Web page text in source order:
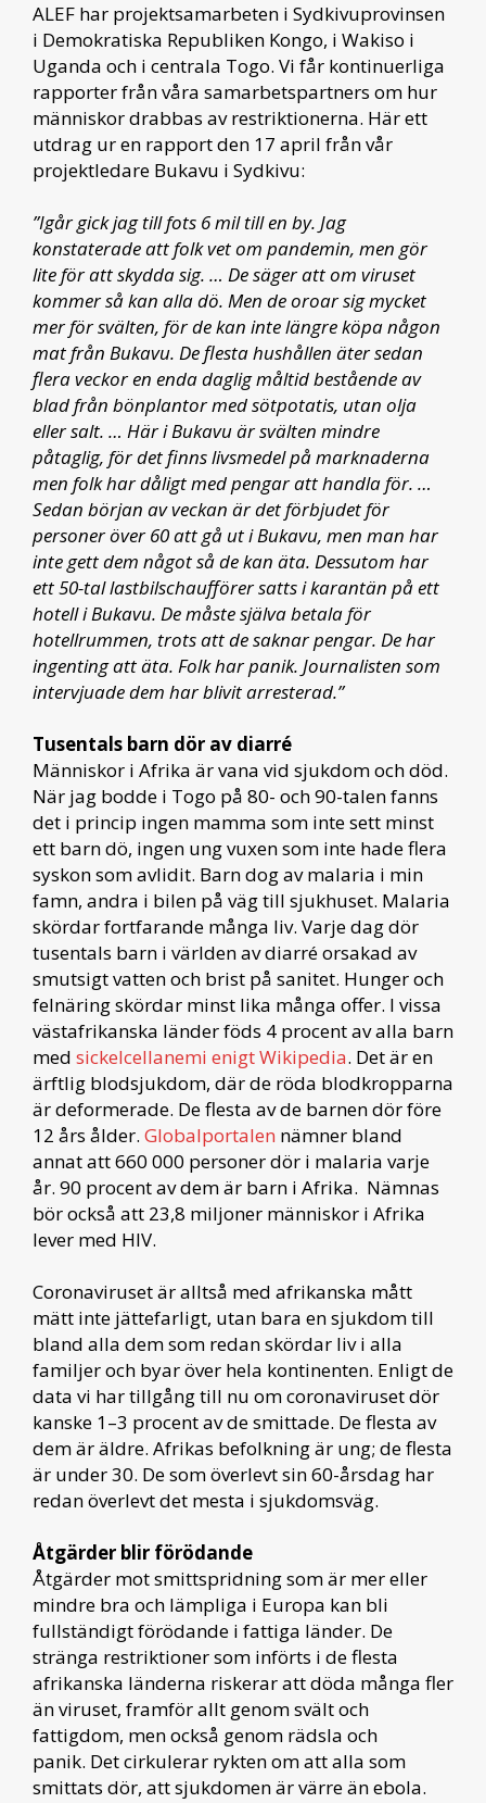
ALEF har projektsamarbeten i Sydkivuprovinsen
i Demokratiska Republiken Kongo, i Wakiso i
Uganda och i centrala Togo. Vi får kontinuerliga
rapporter från våra samarbetspartners om hur
människor drabbas av restriktionerna. Här ett
utdrag ur en rapport den 17 april från vår
projektledare Bukavu i Sydkivu:
”Igår gick jag till fots 6 mil till en by. Jag
konstaterade att folk vet om pandemin, men gör
lite för att skydda sig. … De säger att om viruset
kommer så kan alla dö. Men de oroar sig mycket
mer för svälten, för de kan inte längre köpa någon
mat från Bukavu. De flesta hushållen äter sedan
flera veckor en enda daglig måltid bestående av
blad från bönplantor med sötpotatis, utan olja
eller salt. … Här i Bukavu är svälten mindre
påtaglig, för det finns livsmedel på marknaderna
men folk har dåligt med pengar att handla för. …
Sedan början av veckan är det förbjudet för
personer över 60 att gå ut i Bukavu, men man har
inte gett dem något så de kan äta. Dessutom har
ett 50-tal lastbilschaufförer satts i karantän på ett
hotell i Bukavu. De måste själva betala för
hotellrummen, trots att de saknar pengar. De har
ingenting att äta. Folk har panik. Journalisten som
intervjuade dem har blivit arresterad.”
Tusentals barn dör av diarré
Människor i Afrika är vana vid sjukdom och död.
När jag bodde i Togo på 80- och 90-talen fanns
det i princip ingen mamma som inte sett minst
ett barn dö, ingen ung vuxen som inte hade flera
syskon som avlidit. Barn dog av malaria i min
famn, andra i bilen på väg till sjukhuset. Malaria
skördar fortfarande många liv. Varje dag dör
tusentals barn i världen av diarré orsakad av
smutsigt vatten och brist på sanitet. Hunger och
felnäring skördar minst lika många offer. I vissa
västafrikanska länder föds 4 procent av alla barn
med sickelcellanemi enigt Wikipedia. Det är en
ärftlig blodsjukdom, där de röda blodkropparna
är deformerade. De flesta av de barnen dör före
12 års ålder. Globalportalen nämner bland
annat att 660 000 personer dör i malaria varje
år. 90 procent av dem är barn i Afrika. Nämnas
bör också att 23,8 miljoner människor i Afrika
lever med HIV.
Coronaviruset är alltså med afrikanska mått
mätt inte jättefarligt, utan bara en sjukdom till
bland alla dem som redan skördar liv i alla
familjer och byar över hela kontinenten. Enligt de
data vi har tillgång till nu om coronaviruset dör
kanske 1–3 procent av de smittade. De flesta av
dem är äldre. Afrikas befolkning är ung; de flesta
är under 30. De som överlevt sin 60-årsdag har
redan överlevt det mesta i sjukdomsväg.
Åtgärder blir förödande
Åtgärder mot smittspridning som är mer eller
mindre bra och lämpliga i Europa kan bli
fullständigt förödande i fattiga länder. De
stränga restriktioner som införts i de flesta
afrikanska länderna riskerar att döda många fler
än viruset, framför allt genom svält och
fattigdom, men också genom rädsla och
panik. Det cirkulerar rykten om att alla som
smittats dör, att sjukdomen är värre än ebola.